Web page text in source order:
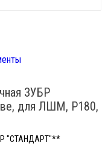
ЗУБР
для ЛШМ, P180,
"СТАНДАРТ"**